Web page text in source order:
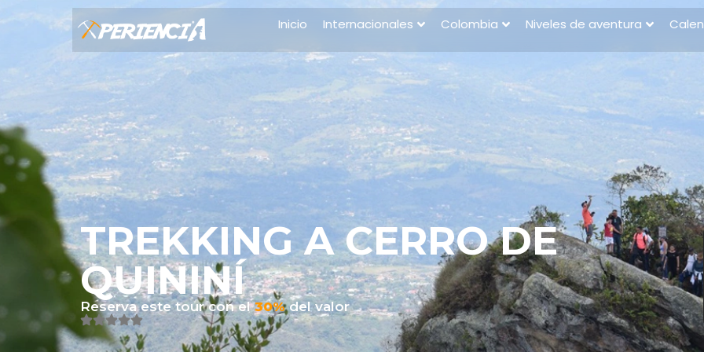
Inicio Internacionales Colombia Niveles de aventura
TREKKING A CERRO DE
QUININÍ
Reserva este tour con el 30% del valor